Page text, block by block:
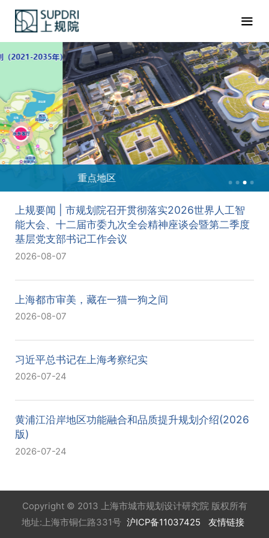
上规要闻 | 市规划院召开贯彻落实2026世界人工智
能大会、十二届市委九次全会精神座谈会暨第二季度
基层党支部书记工作会议
2026-08-07
上海都市审美，藏在一猫一狗之间
2026-08-07
习近平总书记在上海考察纪实
2026-07-24
黄浦江沿岸地区功能融合和品质提升规划介绍(2026
版)
2026-07-24
Copyright © 2013 上海市城市规划设计研究院 版权所有
地址:上海市铜仁路331号 沪ICP备11037425 友情链接